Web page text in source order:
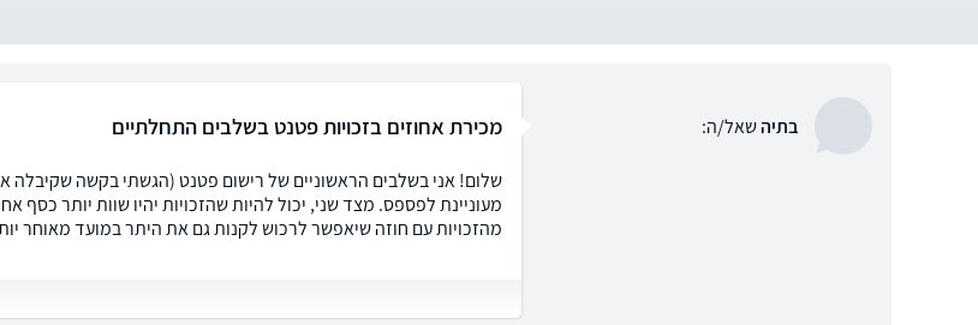
בתיהשאל/ה: מכירת אחוזים בזכויות פטנט בשלבים התחלתיים
שלום! אני בשלבים הראשוניים של רישום פטנט (הגשתי בקשה שקיבלה
מעוניינת לפספס. מצד שני, יכול להיות שהזכויות יהיו שוות יותר
מהזכויות עם חוזה שיאפשר לרכוש לקנות גם את היתר במועד מאוחר